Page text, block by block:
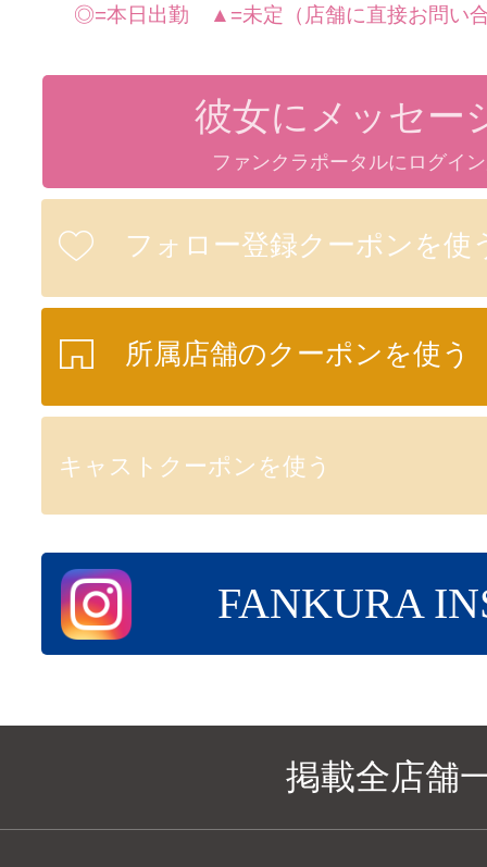
◎=本日出勤 ▲=未定（店舗に直接お問い
彼女にメッセー
ファンクラポータルにログイ
フォロー登録クーポンを使
所属店舗のクーポンを使う
キャストクーポンを使う
FANKURA
掲載全店舗